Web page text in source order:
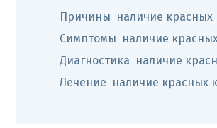
Причины наличие красных
Симптомы наличие
Диагностика наличие
Лечение наличие красных